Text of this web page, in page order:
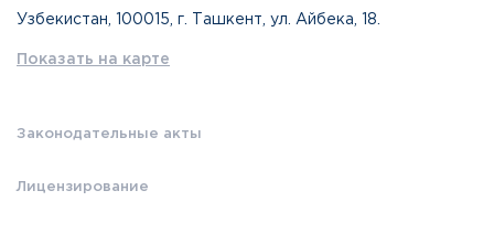
Узбекистан, 100015, г. Ташкент, ул. Айбека, 18.
Показать на карте
Законодательные акты
Лицензирование